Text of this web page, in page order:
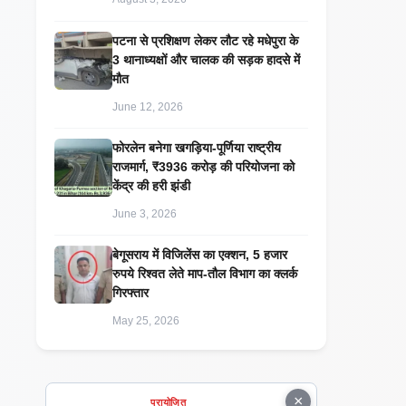
पटना से प्रशिक्षण लेकर लौट रहे मधेपुरा के
3 थानाध्यक्षों और चालक की सड़क हादसे में
मौत
June 12, 2026
​फोरलेन बनेगा खगड़िया-पूर्णिया राष्ट्रीय
राजमार्ग, ₹3936 करोड़ की परियोजना को
केंद्र की हरी झंडी
June 3, 2026
बेगूसराय में विजिलेंस का एक्शन, 5 हजार
रुपये रिश्वत लेते माप-तौल विभाग का क्लर्क
गिरफ्तार
May 25, 2026
×
प्रायोजित